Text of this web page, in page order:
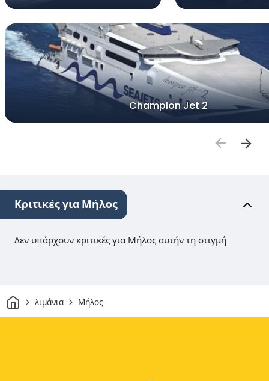
Champion Jet 2
Κριτικές για Μήλος
Δεν υπάρχουν κριτικές για Μήλος αυτήν τη στιγμή
Σπίτιλιμάνια Μήλος